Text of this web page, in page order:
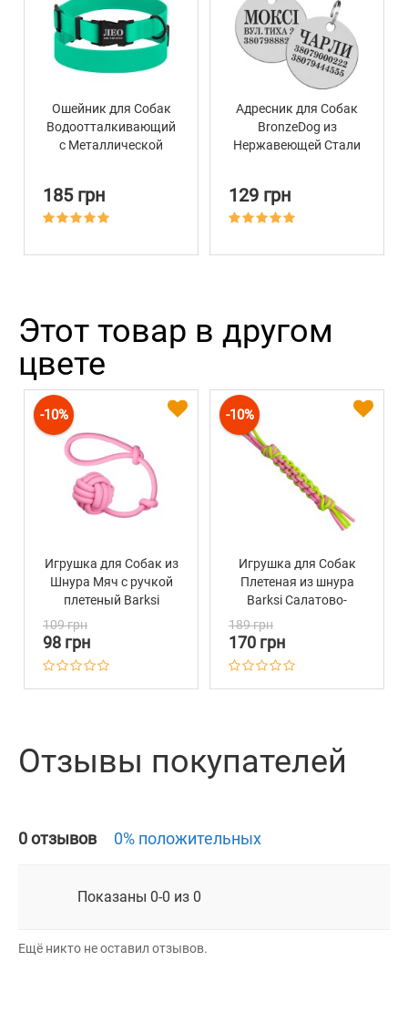
Ошейник для Собак
Водоотталкивающий
с Металлической
185 грн
Адресник для Собак
BronzeDog из
Нержавеющей Стали
129 грн
Этот товар в другом
цвете
-10%
Игрушка для Собак из
Шнура Мяч с ручкой
плетеный Barksi
109 грн
98 грн
-10%
Игрушка для Собак
Плетеная из шнура
Barksi Салатово-
189 грн
170 грн
Отзывы покупателей
0 отзывов 0% положительных
Показаны 0-0 из 0
Ещё никто не оставил отзывов.